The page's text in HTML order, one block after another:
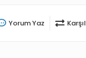
Yorum Yaz